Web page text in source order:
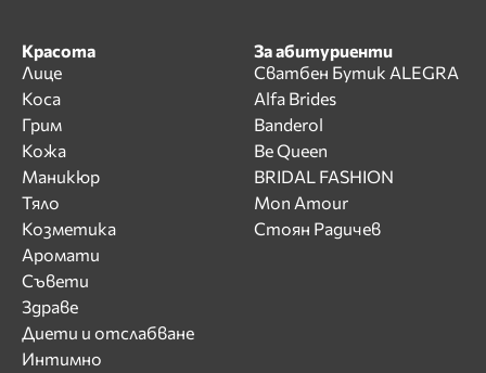
Красота
Лице
Коса
Грим
Кожа
Маникюр
Тяло
Козметика
Аромати
Съвети
Здраве
Диети и отслабване
Интимно
За абитуриенти
Сватбен Бутик ALEGRA
Alfa Brides
Banderol
Be Queen
BRIDAL FASHION
Mon Amour
Стоян Радичев